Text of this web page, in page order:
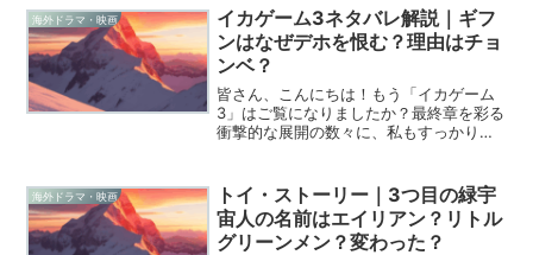
を超え、愛と罪、そして壊れた心の...
海外ドラマ・映画
イカゲーム3ネタバレ解説｜ギフ
ンはなぜデホを恨む？理由はチョ
ンベ？
皆さん、こんにちは！もう「イカゲーム
3」はご覧になりましたか？最終章を彩る
衝撃的な展開の数々に、私もすっかり心
た、あの凄まじいまでの憎悪。一体、ギ
フンはなぜそこまでデホ...
海外ドラマ・映画
トイ・ストーリー｜3つ目の緑宇
宙人の名前はエイリアン？リトル
グリーンメン？変わった？